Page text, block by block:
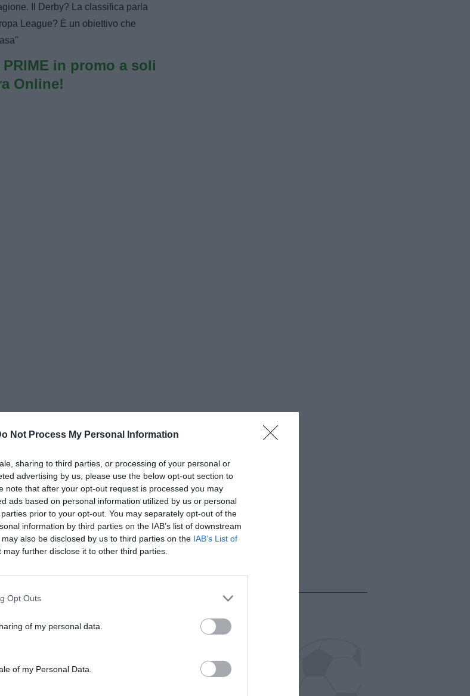
Not Process My Personal Information
sharing to third parties, or processing of your personal or
advertising by us, please use the below opt-out section to
note that after your opt-out request is processed you may
ads based on personal information utilized by us or personal
prior to your opt-out. You may separately opt-out of the
information by third parties on the IAB’s list of downstream
also be disclosed by us to third parties on the IAB’s List of
may further disclose it to other third parties.
Opt Outs
of my personal data.
of my Personal Data.
Il Derby? La classifica parla
League? È un obiettivo che
in promo a soli
Online!